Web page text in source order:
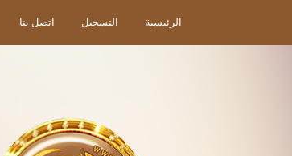
الرئيسية التسجيل اتصل بنا